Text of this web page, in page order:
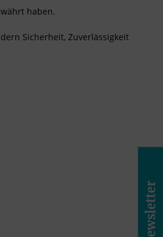
haben.
Sicherheit, Zuverlässigkeit
Newsletter